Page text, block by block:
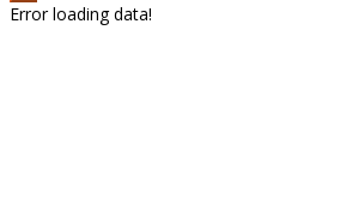
Error loading data!